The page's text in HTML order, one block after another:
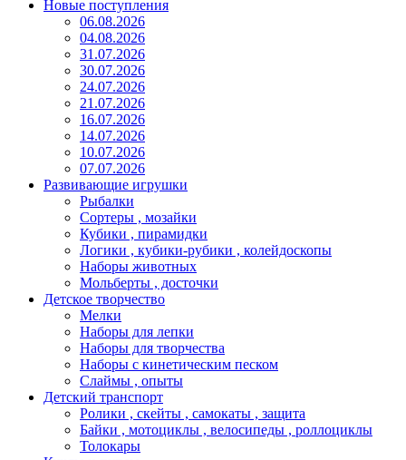
Новые поступления
06.08.2026
04.08.2026
31.07.2026
30.07.2026
24.07.2026
21.07.2026
16.07.2026
14.07.2026
10.07.2026
07.07.2026
Развивающие игрушки
Рыбалки
Сортеры , мозайки
Кубики , пирамидки
Логики , кубики-рубики , колейдоскопы
Наборы животных
Мольберты , досточки
Детское творчество
Мелки
Наборы для лепки
Наборы для творчества
Наборы с кинетическим песком
Слаймы , опыты
Детский транспорт
Ролики , скейты , самокаты , защита
Байки , мотоциклы , велосипеды , роллоциклы
Толокары